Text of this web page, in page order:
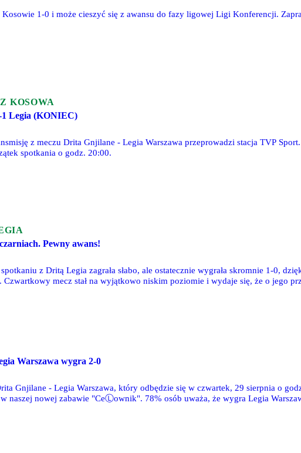
Kosowie 1-0 i może cieszyć się z awansu do fazy ligowej Ligi Konferencji.
KOSOWA
Legia (KONIEC)
z meczu Drita Gnjilane - Legia Warszawa przeprowadzi stacja TVP
spotkania o godz. 20:00.
Pewny awans!
z Dritą Legia zagrała słabo, ale ostatecznie wygrała skromnie 1-0,
mecz stał na wyjątkowo niskim poziomie i wydaje się, że o jego
Warszawa wygra 2-0
Gnjilane - Legia Warszawa, który odbędzie się w czwartek, 29 sierpnia o
naszej nowej zabawie "CeⓁownik". 78% osób uważa, że wygra Legia